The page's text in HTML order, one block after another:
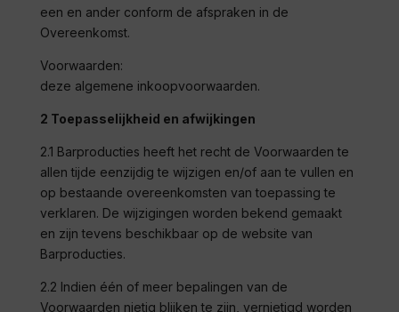
een en ander conform de afspraken in de
Overeenkomst.
Voorwaarden:
deze algemene inkoopvoorwaarden.
2 Toepasselijkheid en afwijkingen
2.1 Barproducties heeft het recht de Voorwaarden te
allen tijde eenzijdig te wijzigen en/of aan te vullen en
op bestaande overeenkomsten van toepassing te
verklaren. De wijzigingen worden bekend gemaakt
en zijn tevens beschikbaar op de website van
Barproducties.
2.2 Indien één of meer bepalingen van de
Voorwaarden nietig blijken te zijn, vernietigd worden